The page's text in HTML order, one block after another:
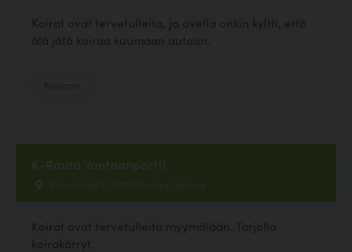
Koirat ovat tervetulleita, ja ovella onkin kyltti, että
älä jätä koiraa kuumaan autoon.
K-Rauta Vantaanportti
Silvastintie 2, 01510 Vantaa, Vantaa
Koirat ovat tervetulleita myymälään. Tarjolla
koirakärryt.